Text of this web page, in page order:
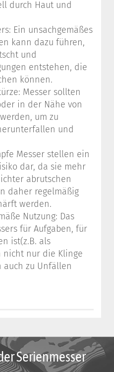
durch Haut und
Ein unsachgemäßes
kann dazu führen,
und
entstehen, die
können.
Messer sollten
in der Nähe von
um zu
und
Messer stellen ein
dar, da sie mehr
abrutschen
daher regelmäßig
werden.
Nutzung: Das
für Aufgaben, für
ist(z.B. als
nicht nur die Klinge
auch zu Unfällen
Serienmesser